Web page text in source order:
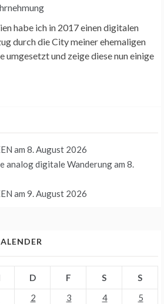
habe ich in 2017 einen digitalen
durch die City meiner ehemaligen
umgesetzt und zeige diese nun einige
am 8. August 2026
analog digitale Wanderungam 8.
am 9. August 2026
D F S
S
2 3 4
5